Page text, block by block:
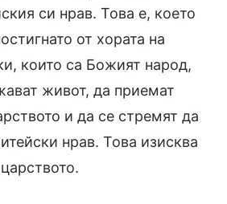
си нрав. Това е, което
от хората на
които са Божият народ,
живот, да приемат
и да се стремят да
нрав. Това изисква